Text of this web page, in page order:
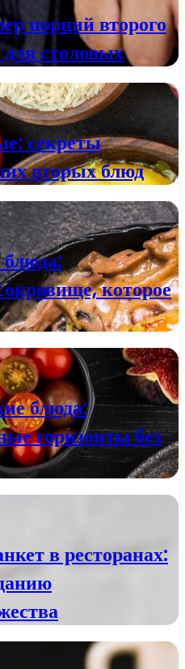
порций второго
столовых
секреты
вторых блюд
которое
блюда:
горизонты без
в ресторанах: